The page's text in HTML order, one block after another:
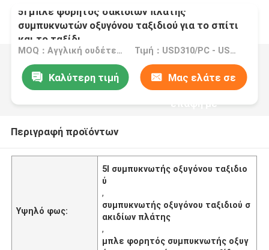
5l μπλε φορητός σακιδίων πλάτης
συμπυκνωτών οξυγόνου ταξιδιού για το σπίτι
και το ταξίδι
MOQ：Αγγλική ουδέτερη εκδοχή: MOQ 10PC/COEM: MOQ 100PCS Τιμή：USD310/PC - USD400/PC
Καλύτερη τιμή Μας ελάτε σε
επαφή με
Περιγραφή προϊόντων
Υψηλό φως:
5l συμπυκνωτής οξυγόνου ταξιδιο
ύ
,
συμπυκνωτής οξυγόνου ταξιδιού σ
ακιδίων πλάτης
,
μπλε φορητός συμπυκνωτής οξυγ